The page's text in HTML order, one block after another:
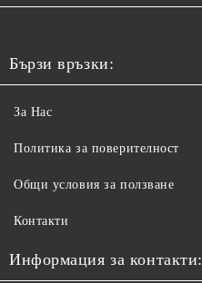
Бързи връзки:
За Нас
Политика за поверителност
Общи условия за ползване
Контакти
Информация за контакти: